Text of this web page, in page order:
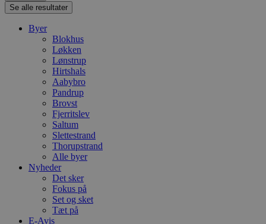
Se alle resultater
Byer
Blokhus
Løkken
Lønstrup
Hirtshals
Aabybro
Pandrup
Brovst
Fjerritslev
Saltum
Slettestrand
Thorupstrand
Alle byer
Nyheder
Det sker
Fokus på
Set og sket
Tæt på
E-Avis